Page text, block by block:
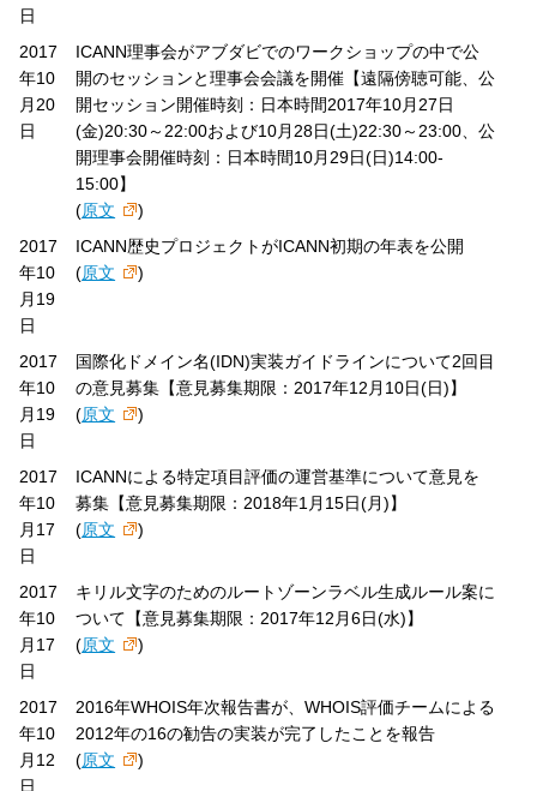
日
2017
年10
月20
日
ICANN理事会がアブダビでのワークショップの中で公
開のセッションと理事会会議を開催【遠隔傍聴可能、公
開セッション開催時刻：日本時間2017年10月27日
(金)20:30～22:00および10月28日(土)22:30～23:00、公
開理事会開催時刻：日本時間10月29日(日)14:00-
15:00】
(原文
)
2017
年10
月19
日
ICANN歴史プロジェクトがICANN初期の年表を公開
(原文 )
2017
年10
月19
日
国際化ドメイン名(IDN)実装ガイドラインについて2回目
の意見募集【意見募集期限：2017年12月10日(日)】
(原文 )
2017
年10
月17
日
ICANNによる特定項目評価の運営基準について意見を
募集【意見募集期限：2018年1月15日(月)】
(原文 )
2017
年10
月17
日
キリル文字のためのルートゾーンラベル生成ルール案に
ついて【意見募集期限：2017年12月6日(水)】
(原文 )
2017
年10
月12
日
2016年WHOIS年次報告書が、WHOIS評価チームによる
2012年の16の勧告の実装が完了したことを報告
(原文 )